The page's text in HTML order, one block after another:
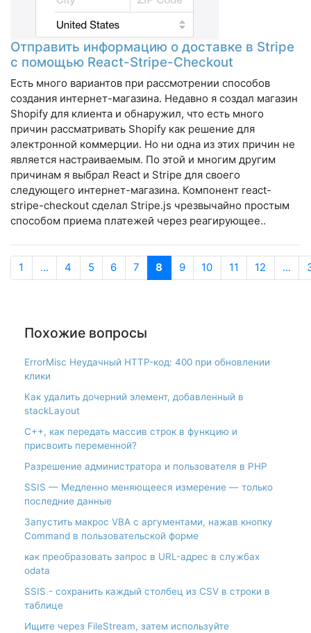
Отправить информацию о доставке в Stripe
с помощью React-Stripe-Checkout
Есть много вариантов при рассмотрении способов
создания интернет-магазина. Недавно я создал магазин
Shopify для клиента и обнаружил, что есть много
причин рассматривать Shopify как решение для
электронной коммерции. Но ни одна из этих причин не
является настраиваемым. По этой и многим другим
причинам я выбрал React и Stripe для своего
следующего интернет-магазина. Компонент react-
stripe-checkout сделал Stripe.js чрезвычайно простым
способом приема платежей через реагирующее..
1 ... 4 5 6 7 8 9 10 11 12 ...
Похожие вопросы
ErrorMisc Неудачный HTTP-код: 400 при обновлении
клики
Как удалить дочерний элемент, добавленный в
stackLayout
С++, как передать массив строк в функцию и
присвоить переменной?
Разрешение администратора и пользователя в PHP
SSIS — Медленно меняющееся измерение — только
последние данные
Запустить макрос VBA с аргументами, нажав кнопку
Command в пользовательской форме
как преобразовать запрос в URL-адрес в службах
odata
SSIS - сохранить каждый столбец из CSV в строки в
таблице
Ищите через FileStream, затем используйте